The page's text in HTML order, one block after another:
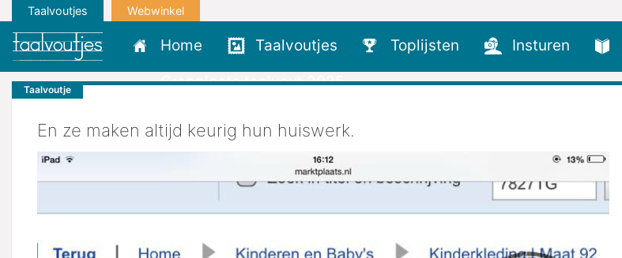
Taalvoutjes Webwinkel
Home Taalvoutjes Toplijsten Insturen
Grappigste taalvout 2025
Taalvoutje
En ze maken altijd keurig hun huiswerk.